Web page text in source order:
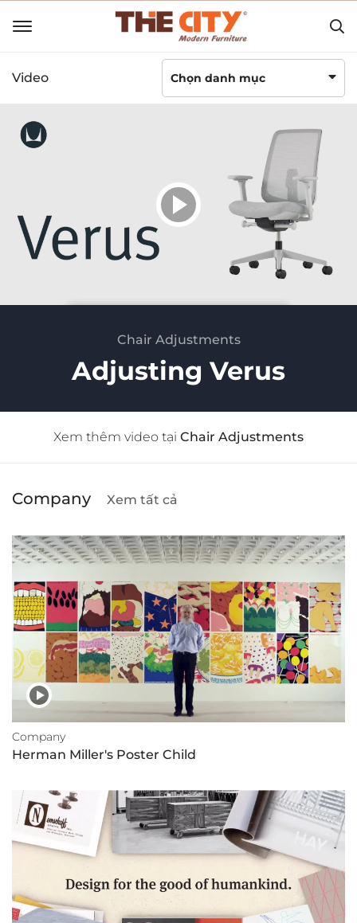
Video Chọn danh mục
Chair Adjustments
Adjusting Verus
Xem thêm video tại Chair Adjustments
Company Xem tất cả
Company
Herman Miller's Poster Child